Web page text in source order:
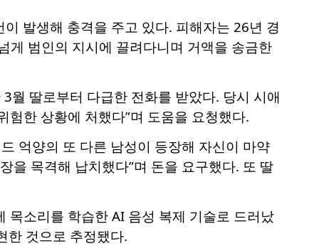
발생해 충격을 주고 있다. 피해자는 26년 경
게 범인의 지시에 끌려다니며 거액을 송금한
월 딸로부터 다급한 전화를 받았다. 당시 시애
한 상황에 처했다”며 도움을 요청했다.
억양의 또 다른 남성이 등장해 자신이 마약
을 목격해 납치했다”며 돈을 요구했다. 또 딸
목소리를 학습한 AI 음성 복제 기술로 드러났
한 것으로 추정됐다.